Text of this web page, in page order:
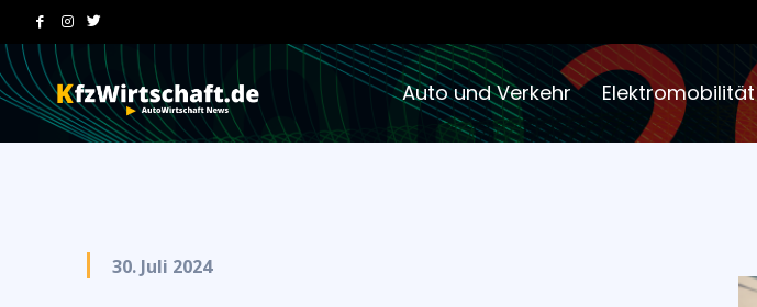
Auto und Verkehr Elektromobilität
30. Juli 2024